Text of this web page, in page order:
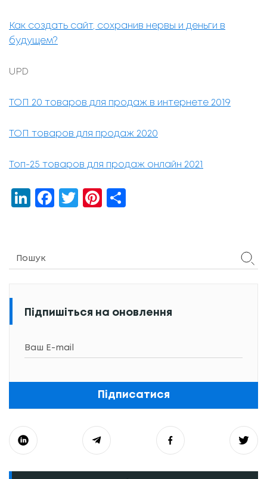
Как создать сайт, сохранив нервы и деньги в
будущем?
UPD
ТОП 20 товаров для продаж в интернете 2019
ТОП товаров для продаж 2020
Топ-25 товаров для продаж онлайн 2021
LinkedIn
Facebook
TwitterPinterest
Підпишіться на оновлення
Підписатися